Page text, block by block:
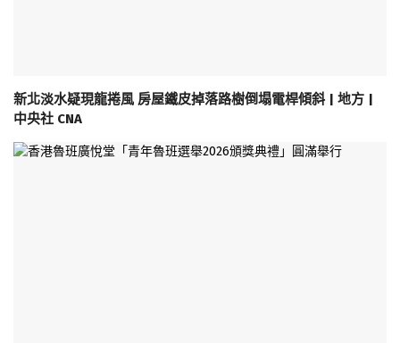
新北淡水疑現龍捲風 房屋鐵皮掉落路樹倒塌電桿傾斜 | 地方 |
中央社 CNA